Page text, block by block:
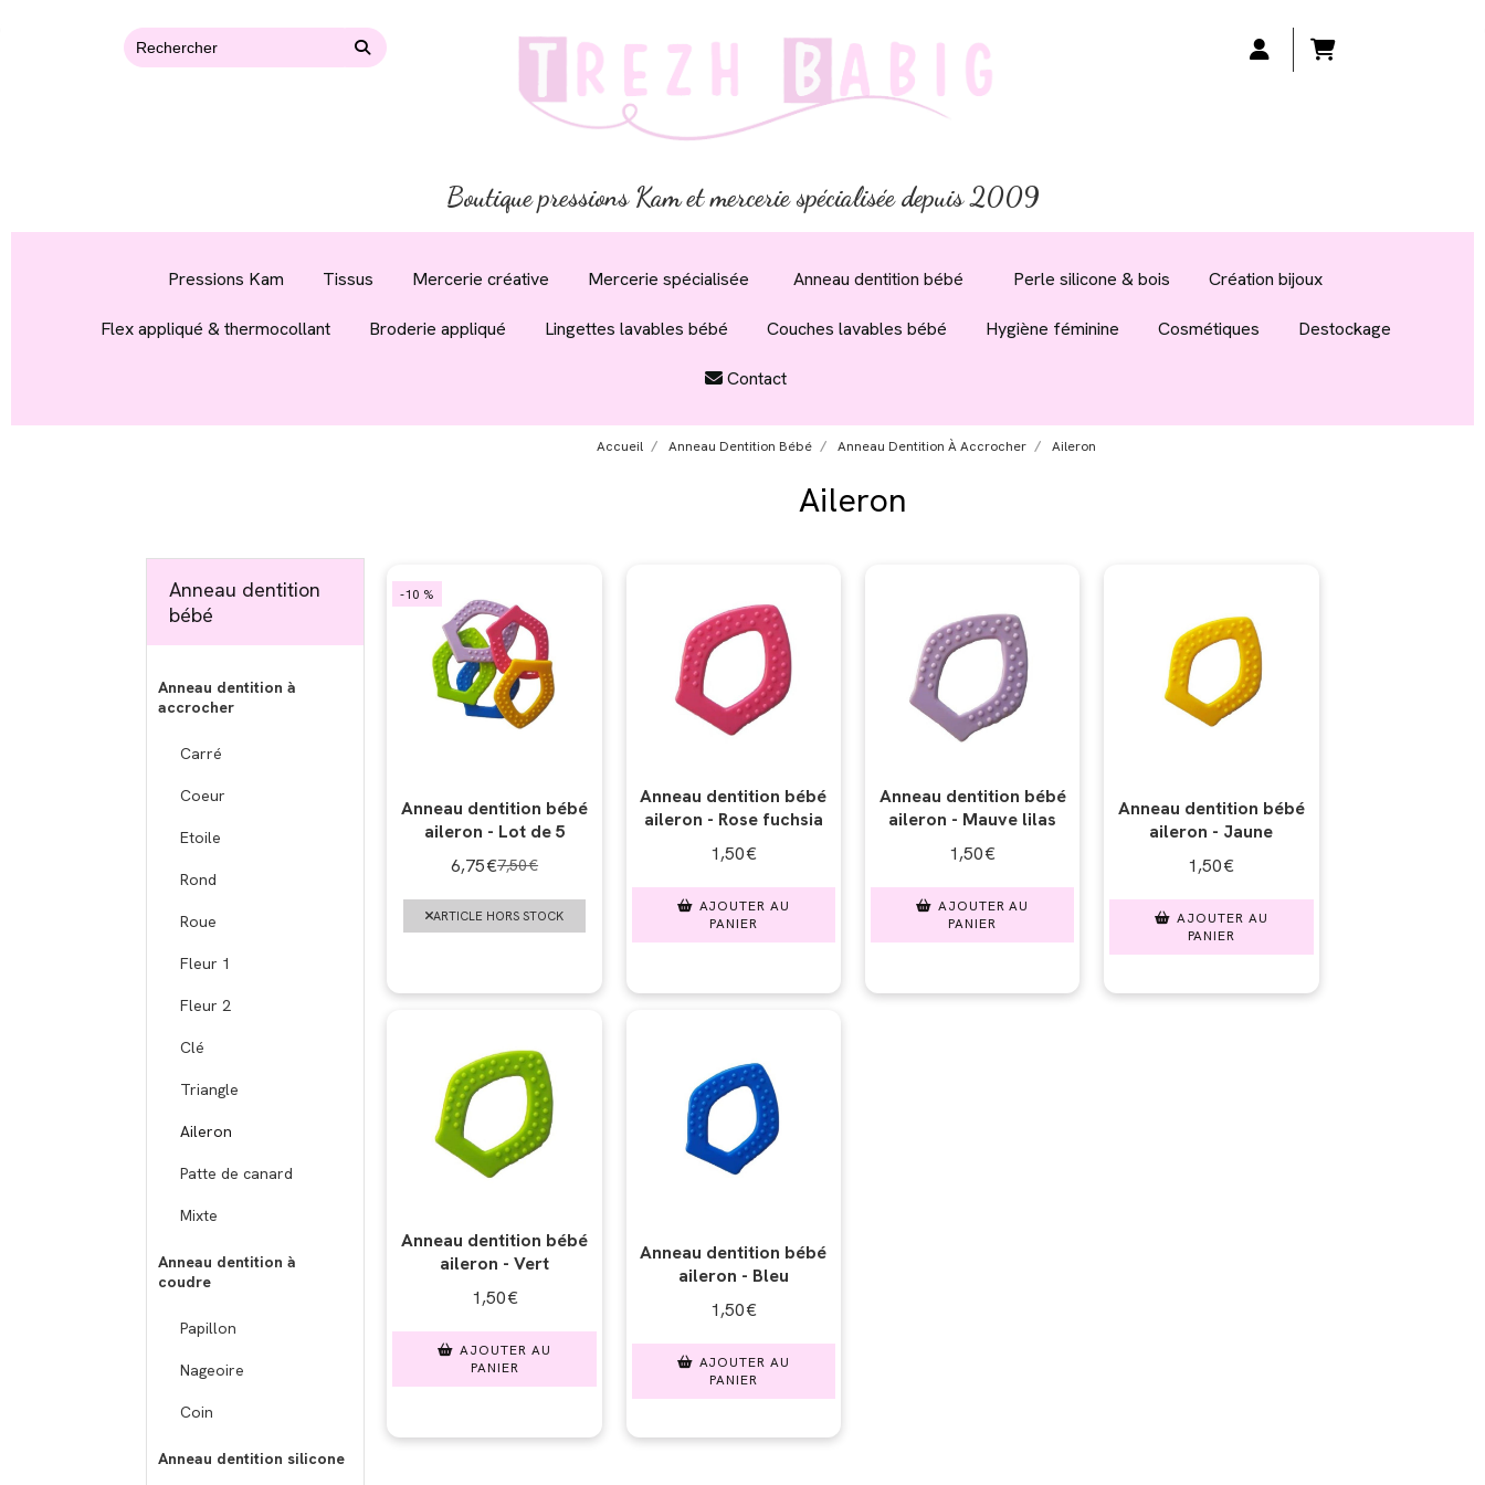
Boutique pressions Kam et mercerie spécialisée depuis 2009
Pressions Kam Tissus Mercerie créative Mercerie spécialisée Anneau dentition bébé Perle silicone & bois Création bijoux
Flex appliqué & thermocollant Broderie appliqué Lingettes lavables bébé Couches lavables bébé Hygiène féminine Cosmétiques Destockage
Contact
Anneau dentition
bébé
Anneau dentition à
accrocher
Carré
Coeur
Etoile
Rond
Roue
Fleur 1
Fleur 2
Clé
Triangle
Aileron
Patte de canard
Mixte
Anneau dentition à
coudre
Papillon
Nageoire
Coin
Anneau dentition silicone
Accueil Anneau Dentition Bébé Anneau Dentition À Accrocher Aileron
Aileron
-10 %
Anneau dentition bébé
aileron - Lot de 5
6,75€7,50€
ARTICLE HORS STOCK
Anneau dentition bébé
aileron - Rose fuchsia
1,50€
AJOUTER AU
PANIER
Anneau dentition bébé
aileron - Mauve lilas
1,50€
AJOUTER AU
PANIER
Anneau dentition bébé
aileron - Jaune
1,50€
AJOUTER AU
PANIER
Anneau dentition bébé
aileron - Vert
1,50€
AJOUTER AU
PANIER
Anneau dentition bébé
aileron - Bleu
1,50€
AJOUTER AU
PANIER